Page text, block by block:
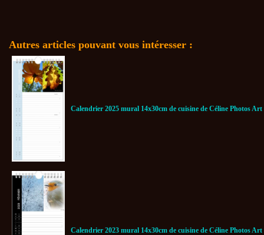
Autres articles pouvant vous intéresser :
Calendrier 2025 mural 14x30cm de cuisine de Céline Photos
Calendrier 2023 mural 14x30cm de cuisine de Céline Photos